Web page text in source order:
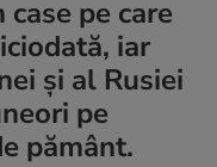
pe care
iar
și al Rusiei
pe
pământ.